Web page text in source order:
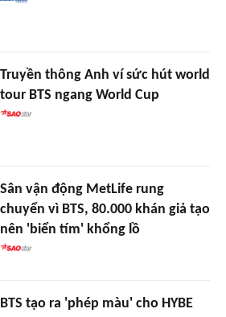
Truyền thông Anh ví sức hút world
tour BTS ngang World Cup
Sân vận động MetLife rung
chuyển vì BTS, 80.000 khán giả tạo
nên 'biển tím' khổng lồ
BTS tạo ra 'phép màu' cho HYBE